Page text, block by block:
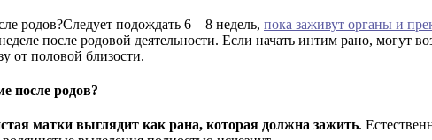
Следует подождать 6 – 8 недель, пока заживут органы и
после родовой деятельности. Если начать интим рано,
от половой близости.
после родов?
матки выглядит как рана, которая должна зажить.